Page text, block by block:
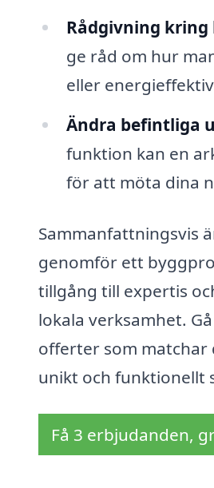
Rådgivning
ge råd om hur
eller
Ändra befintliga
funktion kan en
för att möta dina
Sammanfattningsvis
genomför ett
tillgång till expertis
lokala verksamhet.
offerter som matchar
unikt och funktionellt
Få 3 erbjudanden,